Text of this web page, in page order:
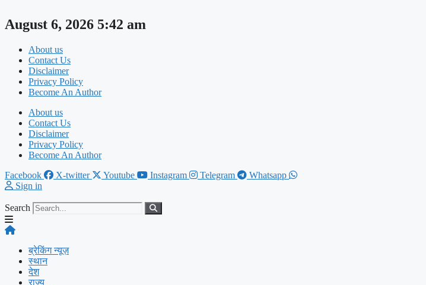
to
content
August 6, 2026 5:42 am
About us
Contact Us
Disclaimer
Privacy Policy
Become An Author
About us
Contact Us
Disclaimer
Privacy Policy
Become An Author
Facebook
X-twitter Youtube Instagram Telegram
Whatsapp
Sign in
Search
ब्रेकिंग न्यूज़
स्थान
देश
राज्य